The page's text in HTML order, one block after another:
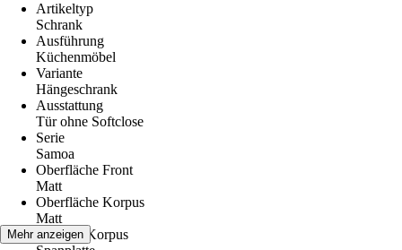
Artikeltyp
Schrank
Ausführung
Küchenmöbel
Variante
Hängeschrank
Ausstattung
Tür ohne Softclose
Serie
Samoa
Oberfläche Front
Matt
Oberfläche Korpus
Matt
Material Korpus
Mehr anzeigen